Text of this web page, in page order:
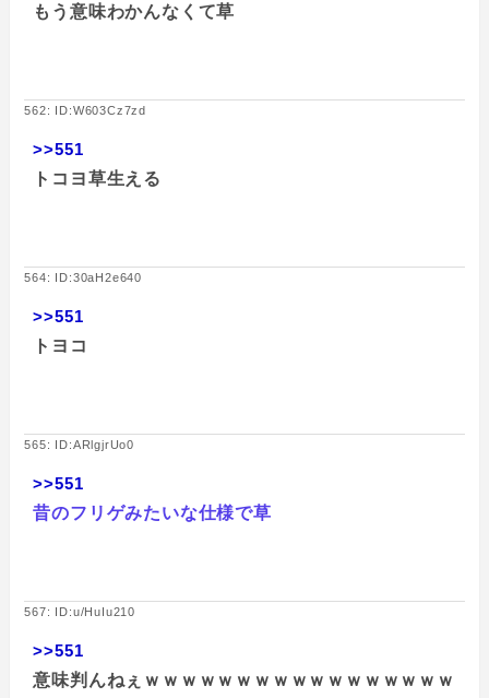
もう意味わかんなくて草
562: ID:W603Cz7zd
>>551
トコヨ草生える
564: ID:30aH2e640
>>551
トヨコ
565: ID:ARlgjrUo0
>>551
昔のフリゲみたいな仕様で草
567: ID:u/HuIu210
>>551
意味判んねぇｗｗｗｗｗｗｗｗｗｗｗｗｗｗｗｗｗ